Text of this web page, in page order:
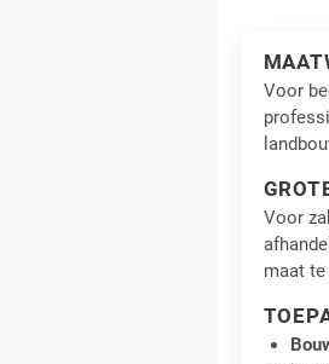
Voor
Voor
maat